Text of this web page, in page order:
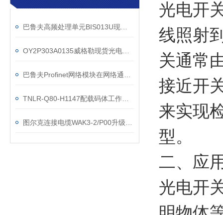
光电开
线照射
关通常
接近开
来实现
型。
二、应
光电开